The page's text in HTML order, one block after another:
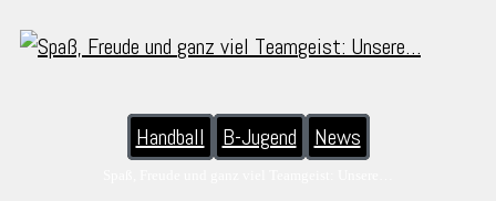
Handball B-Jugend News